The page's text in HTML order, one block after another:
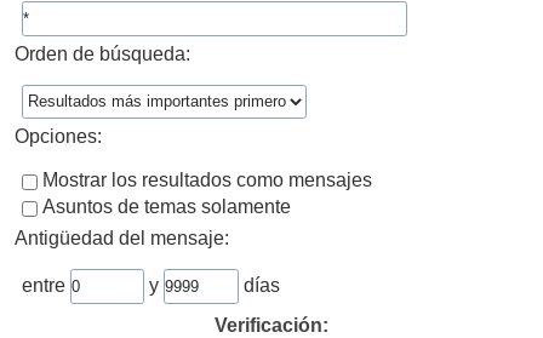
Orden de búsqueda:
Opciones:
Mostrar los resultados como mensajes
Asuntos de temas solamente
Antigüedad del mensaje:
entre y
días
Verificación: